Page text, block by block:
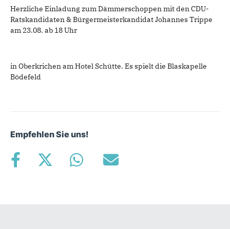
Herzliche Einladung zum Dämmerschoppen mit den CDU-
Ratskandidaten & Bürgermeisterkandidat Johannes Trippe
am 23.08. ab 18 Uhr
in Oberkrichen am Hotel Schütte. Es spielt die Blaskapelle
Bödefeld
Empfehlen Sie uns!